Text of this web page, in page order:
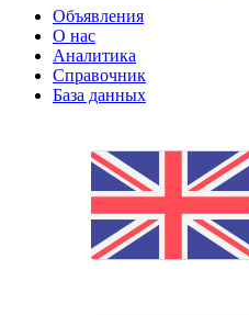
Объявления
О нас
Аналитика
Справочник
База данных